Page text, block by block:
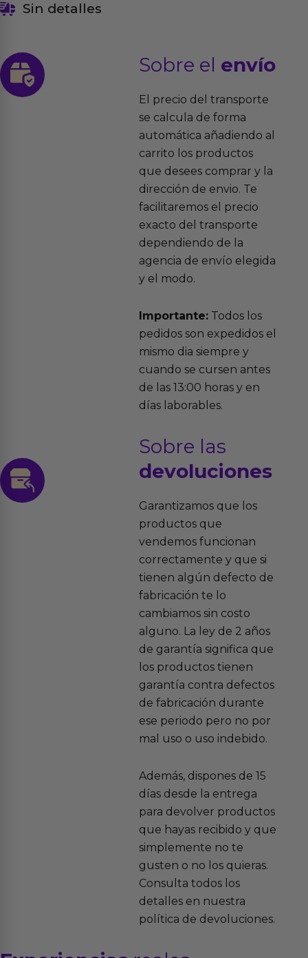
Sin detalles
Sobre el envío
El precio del transporte
se calcula de forma
automática añadiendo al
carrito los productos
que desees comprar y la
dirección de envio. Te
facilitaremos el precio
exacto del transporte
dependiendo de la
agencia de envío elegida
y el modo.
Importante:Todos los
pedidos son expedidos el
mismo dia siempre y
cuando se cursen antes
de las 13:00 horas y en
días laborables.
Sobre las
devoluciones
Garantizamos que los
productos que
vendemos funcionan
correctamente y que si
tienen algún defecto de
fabricación te lo
cambiamos sin costo
alguno. La ley de 2 años
de garantía significa que
los productos tienen
garantía contra defectos
de fabricación durante
ese periodo pero no por
mal uso o uso indebido.
Además, dispones de 15
días desde la entrega
para devolver productos
que hayas recibido y que
simplemente no te
gusten o no los quieras.
Consulta todos los
detalles en nuestra
política de devoluciones.